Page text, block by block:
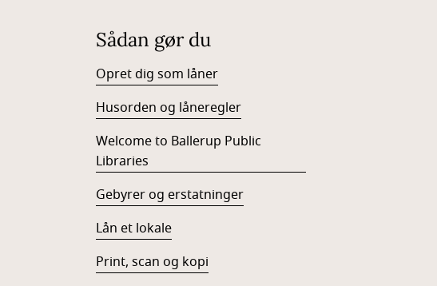
Sådan gør du
Opret dig som låner
Husorden og låneregler
Welcome to Ballerup Public
Libraries
Gebyrer og erstatninger
Lån et lokale
Print, scan og kopi